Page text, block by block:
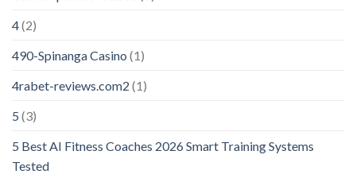
4(2)
490-Spinanga Casino (1)
4rabet-reviews.com2 (1)
5 (3)
5 Best AI Fitness Coaches 2026 Smart Training Systems
Tested